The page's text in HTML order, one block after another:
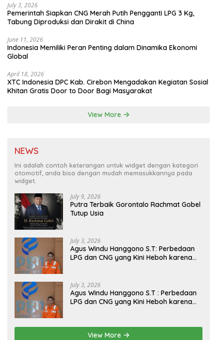
July 3, 2026
Pemerintah Siapkan CNG Merah Putih Pengganti LPG 3 Kg,
Tabung Diproduksi dan Dirakit di China
June 11, 2026
Indonesia Memiliki Peran Penting dalam Dinamika Ekonomi
Global
April 18, 2026
XTC Indonesia DPC Kab. Cirebon Mengadakan Kegiatan Sosial
Khitan Gratis Door to Door Bagi Masyarakat
View More
NEWS
Ini adalah contoh keterangan untuk widget dengan kategori
otomotif, anda bisa dengan mudah memasukkannya pada
widget.
July 9, 2026
Putra Terbaik Gorontalo Rachmat Gobel
Tutup Usia
July 3, 2026
Agus Windu Hanggono S.T: Perbedaan
LPG dan CNG yang Kini Heboh karena
July 3, 2026
Agus Windu Hanggono S.T : Perbedaan
LPG dan CNG yang Kini Heboh karena
View More